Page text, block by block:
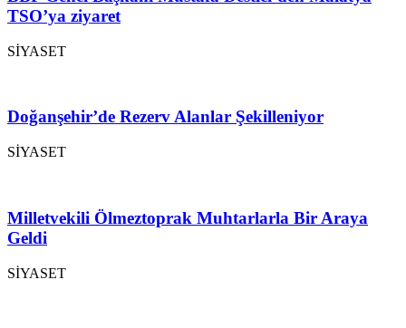
TSO’ya ziyaret
SİYASET
Doğanşehir’de Rezerv Alanlar Şekilleniyor
SİYASET
Milletvekili Ölmeztoprak Muhtarlarla Bir Araya
Geldi
SİYASET